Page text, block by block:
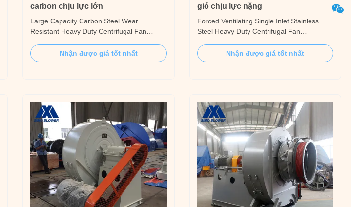
carbon chịu lực lớn
Large Capacity Carbon Steel Wear
Resistant Heavy Duty Centrifugal Fan
blower fan is suitable for indoor ventilation
in general factories and large buildings.
Nhận được giá tốt nhất
gió chịu lực nặng
Forced Ventilating Single Inlet Stainless
Steel Heavy Duty Centrifugal Fan
centrifugal fan with a total internal pressure
efficiency of 90.5% specially designed to be
Nhận được giá tốt nhất